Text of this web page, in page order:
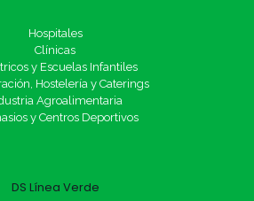
Hospitales
Clínicas
y Escuelas Infantiles
Hostelería y Caterings
Agroalimentaria
y Centros Deportivos
DS Línea Verde